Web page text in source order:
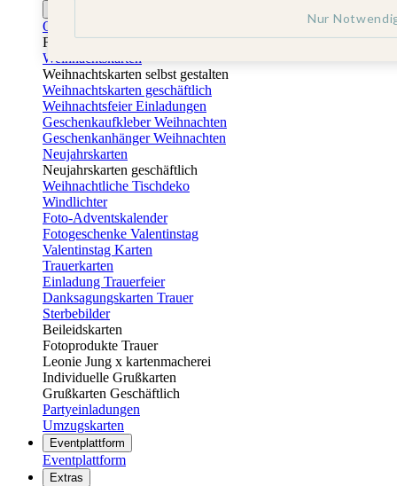
Osterkarten
Fotogeschenke zu Ostern
Weihnachtskarten
Weihnachtskarten selbst gestalten
Weihnachtskarten geschäftlich
Weihnachtsfeier Einladungen
Geschenkaufkleber Weihnachten
Geschenkanhänger Weihnachten
Neujahrskarten
Neujahrskarten geschäftlich
Weihnachtliche Tischdeko
Windlichter
Foto-Adventskalender
Fotogeschenke Valentinstag
Valentinstag Karten
Trauerkarten
Einladung Trauerfeier
Danksagungskarten Trauer
Sterbebilder
Beileidskarten
Fotoprodukte Trauer
Leonie Jung x kartenmacherei
Individuelle Grußkarten
Grußkarten Geschäftlich
Partyeinladungen
Umzugskarten
Eventplattform
Eventplattform
Extras
Nur